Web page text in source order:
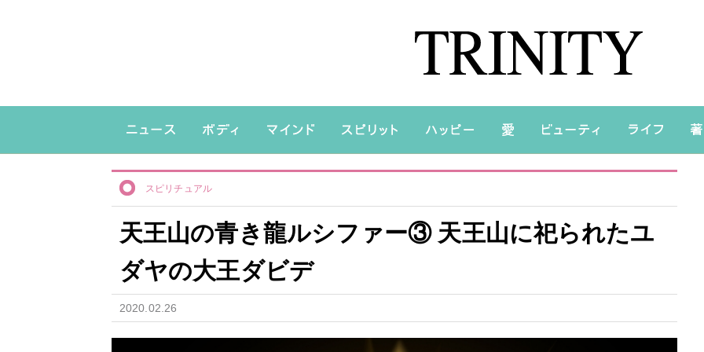
スピリチュアル
天王山の青き龍ルシファー③ 天王山に祀られたユ
ダヤの大王ダビデ
2020.02.26